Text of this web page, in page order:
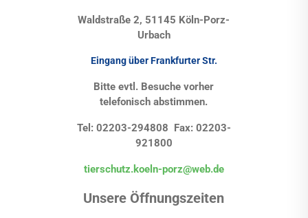
Waldstraße 2, 51145 Köln-Porz-
Urbach
Eingang über Frankfurter Str.
Bitte evtl. Besuche vorher
telefonisch abstimmen.
Tel: 02203-294808 Fax: 02203-
921800
tierschutz.koeln-porz@web.de
Unsere Öffnungszeiten